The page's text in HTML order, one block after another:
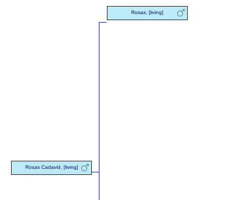
Rosas Cadavid, [living]
Rosas, [living]